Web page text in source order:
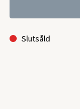
Slutsåld